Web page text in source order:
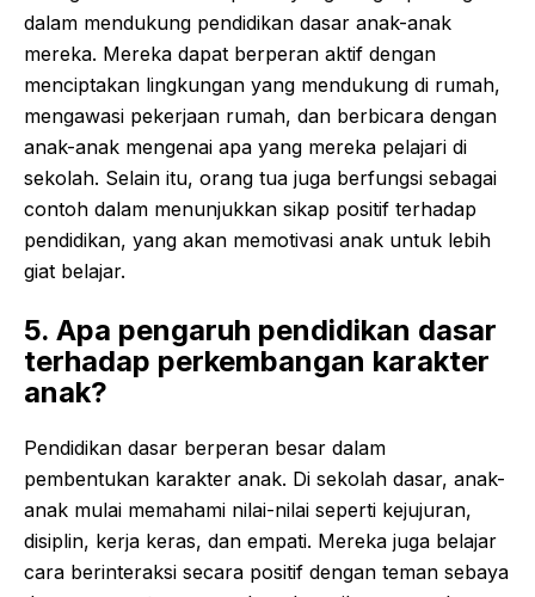
dalam mendukung pendidikan dasar anak-anak
mereka. Mereka dapat berperan aktif dengan
menciptakan lingkungan yang mendukung di rumah,
mengawasi pekerjaan rumah, dan berbicara dengan
anak-anak mengenai apa yang mereka pelajari di
sekolah. Selain itu, orang tua juga berfungsi sebagai
contoh dalam menunjukkan sikap positif terhadap
pendidikan, yang akan memotivasi anak untuk lebih
giat belajar.
5. Apa pengaruh pendidikan dasar
terhadap perkembangan karakter
anak?
Pendidikan dasar berperan besar dalam
pembentukan karakter anak. Di sekolah dasar, anak-
anak mulai memahami nilai-nilai seperti kejujuran,
disiplin, kerja keras, dan empati. Mereka juga belajar
cara berinteraksi secara positif dengan teman sebaya